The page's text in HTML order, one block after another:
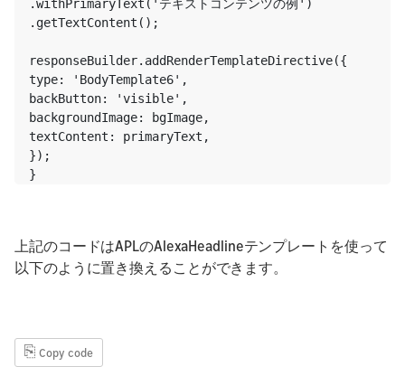
.withPrimaryText('テキストコンテンツの例')
.getTextContent();
responseBuilder.addRenderTemplateDirective({
type: 'BodyTemplate6',
backButton: 'visible',
backgroundImage: bgImage,
textContent: primaryText,
});
}
上記のコードはAPLのAlexaHeadlineテンプレートを使って
以下のように置き換えることができます。
⎘ Copy code